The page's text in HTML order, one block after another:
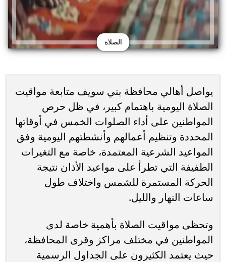
الصلاة
يواصل أهالي محافظة بني سويف متابعة مواقيت
الصلاة اليومية باهتمام كبير، في ظل حرص
المواطنين على أداء الصلوات الخمس في أوقاتها
المحددة وتنظيم أعمالهم وأنشطتهم اليومية وفق
المواعيد الشرعية المعتمدة، خاصة مع التغيرات
الطفيفة التي تطرأ على مواعيد الأذان نتيجة
الحركة المستمرة للشمس واختلاف طول
ساعات النهار والليل.
وتحظى مواقيت الصلاة بأهمية خاصة لدى
المواطنين في مختلف مراكز وقرى المحافظة،
حيث يعتمد الكثيرون على الجداول الرسمية